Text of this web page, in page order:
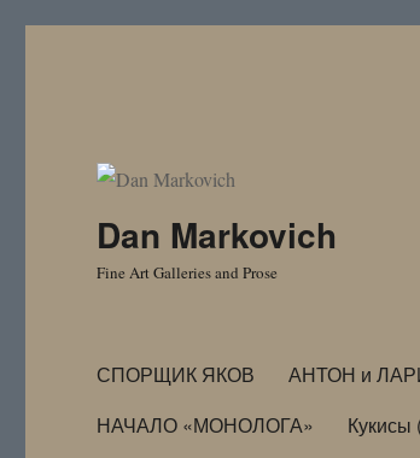
Dan Markovich
Fine Art Galleries and Prose
СПОРЩИК ЯКОВ АНТОН и
НАЧАЛО «МОНОЛОГА»
Кукисы